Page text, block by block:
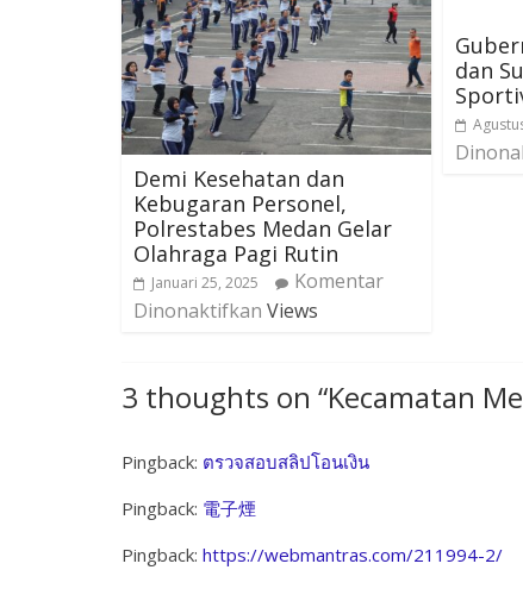
Demi Kesehatan dan
Kebugaran Personel,
Polrestabes Medan Gelar
Olahraga Pagi Rutin
Januari 25, 2025
Komentar
Dinonaktifkan Views
dan
3 thoughts on “Kecamatan
Pingback: ตรวจสอบสลิปโอนเงิน
Pingback: 電子煙
Pingback: https://webmantras.com/211994-2/